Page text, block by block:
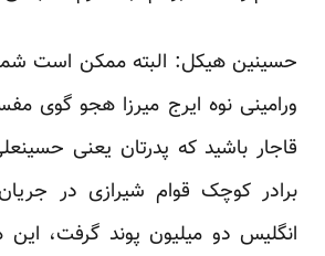
حسینین هیکل: البته ممکن است شما
ورامینی نوه ایرج میرزا هجو گوی
قاجار باشید که پدرتان یعنی
انگلیس دو میلیون پوند گرفت،